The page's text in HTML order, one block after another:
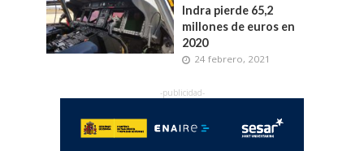
Indra pierde 65,2
millones de euros en
2020
24 febrero, 2021